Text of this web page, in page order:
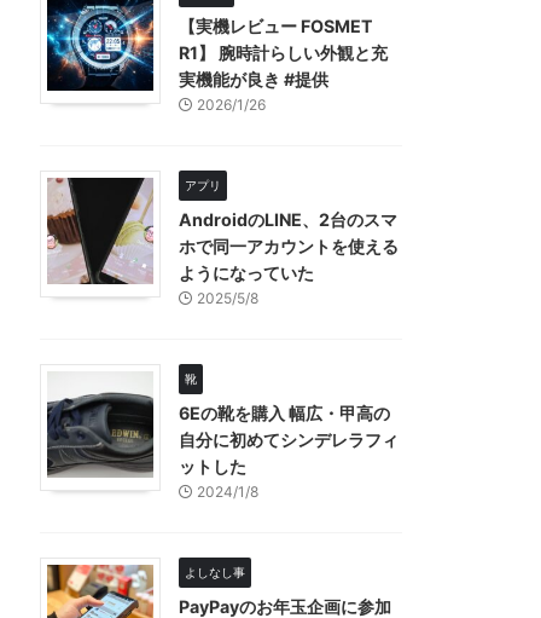
【実機レビュー FOSMET
R1】 腕時計らしい外観と充
実機能が良き #提供
2026/1/26
アプリ
AndroidのLINE、2台のスマ
ホで同一アカウントを使える
ようになっていた
2025/5/8
靴
6Eの靴を購入 幅広・甲高の
自分に初めてシンデレラフィ
ットした
2024/1/8
よしなし事
PayPayのお年玉企画に参加